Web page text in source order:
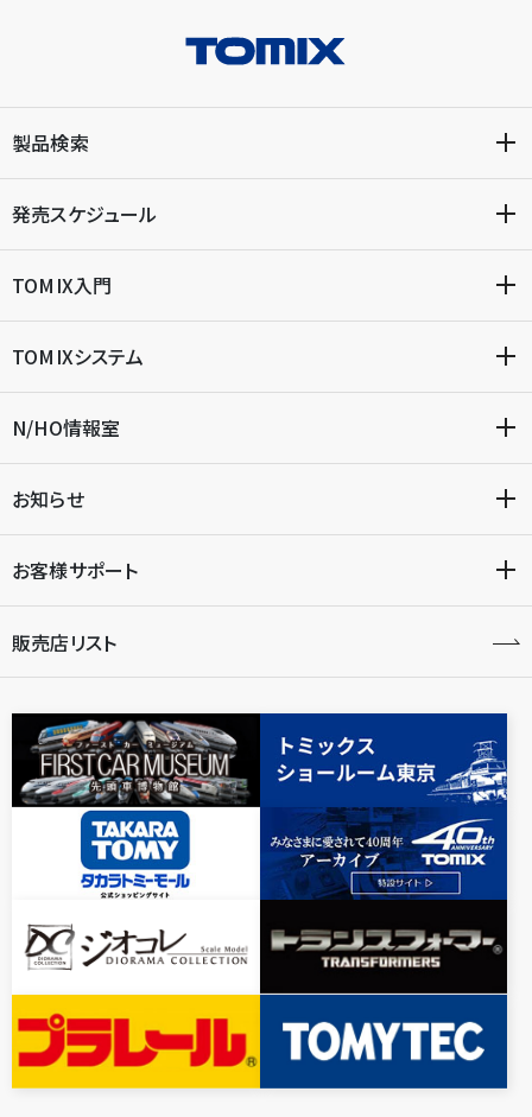
製品検索
発売スケジュール
TOMIX入門
TOMIXシステム
N/HO情報室
お知らせ
お客様サポート
販売店リスト